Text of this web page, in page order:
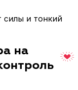
силы и тонкий
на